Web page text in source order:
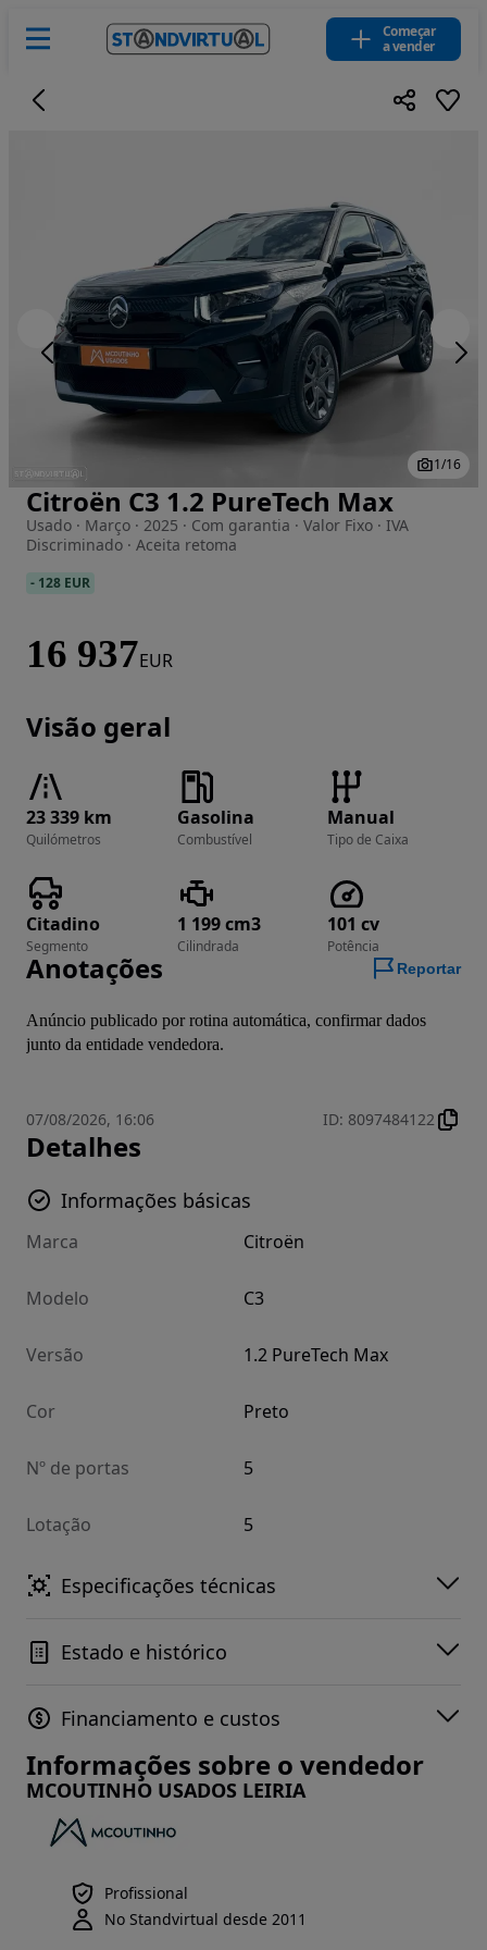
Começar
a vender
Imagem 1 de 16
1/16
Citroën C3 1.2 PureTech Max
Usado · Março · 2025 · Com garantia · Valor Fixo · IVA
Discriminado · Aceita retoma
- 128 EUR
16 937EUR
Visão geral
23 339 km
Quilómetros
Gasolina
Combustível
Manual
Tipo de Caixa
Citadino
Segmento
1 199 cm3
Cilindrada
101 cv
Potência
Anotações Reportar
Anúncio publicado por rotina automática, confirmar dados
junto da entidade vendedora.
07/08/2026, 16:06 ID: 8097484122
Detalhes
Informações básicas
Marca Citroën
Modelo C3
Versão 1.2 PureTech Max
Cor Preto
Nº de portas 5
Lotação 5
Especificações técnicas
Estado e histórico
Financiamento e custos
Informações sobre o vendedor
MCOUTINHO USADOS LEIRIA
Profissional
No Standvirtual desde 2011